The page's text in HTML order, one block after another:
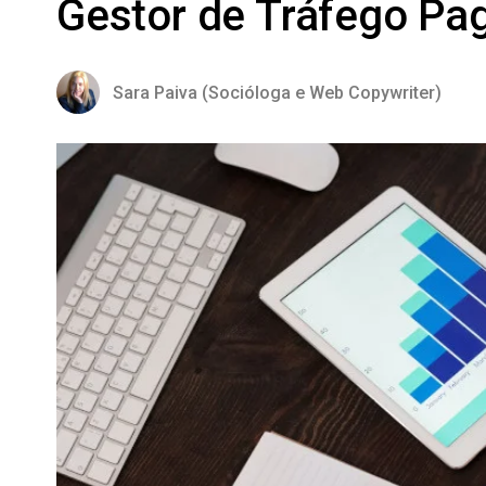
Gestor de Tráfego
Sara Paiva (Socióloga e Web Copywriter)